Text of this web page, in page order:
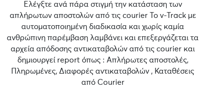
Ελέγξτε ανά πάρα στιγμή την κατάσταση των
απλήρωτων αποστολών από τις courier Το v-Track με
αυτοματοποιημένη διαδικασία και χωρίς καμία
ανθρώπινη παρέμβαση λαμβάνει και επεξεργάζεται τα
αρχεία απόδοσης αντικαταβολών από τις courier και
δημιουργεί report όπως : Απλήρωτες αποστολές,
Πληρωμένες, Διαφορές αντικαταβολών , Καταθέσεις
από Courier